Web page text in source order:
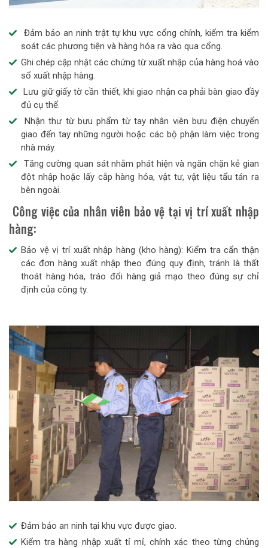
Đảm bảo an ninh trật tự khu vực cổng chính, kiểm tra kiểm
soát các phương tiện và hàng hóa ra vào qua cổng.
Ghi chép cập nhật các chứng từ xuất nhập của hàng hoá vào
sổ xuất nhập hàng.
Lưu giữ giấy tờ cần thiết, khi giao nhận ca phải bàn giao đầy
đủ cụ thể.
Nhận thư từ bưu phẩm từ tay nhân viên bưu điện chuyển
giao đến tay những người hoặc các bộ phận làm việc trong
nhà máy.
Tăng cường quan sát nhằm phát hiện và ngăn chặn kẻ gian
đột nhập hoặc lấy cắp hàng hóa, vật tư, vật liệu tẩu tán ra
bên ngoài.
Công việc của nhân viên bảo vệ tại vị trí xuất nhập
hàng:
Bảo vệ vị trí xuất nhập hàng (kho hàng): Kiểm tra cẩn thận
các đơn hàng xuất nhập theo đúng quy định, tránh là thất
thoát hàng hóa, tráo đổi hàng giả mạo theo đúng sự chỉ
định của công ty.
Đảm bảo an ninh tại khu vực được giao.
Kiểm tra hàng nhập xuất tỉ mỉ, chính xác theo từng chủng